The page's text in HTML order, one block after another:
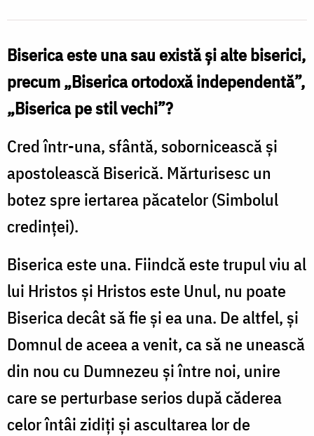
Biserica este una sau există și alte biserici,
precum „Biserica ortodoxă independentă”,
„Biserica pe stil vechi”?
Cred într-una, sfântă, sobornicească și
apostolească Biserică. Mărturisesc un
botez spre iertarea păcatelor (Simbolul
credinței).
Biserica este una. Fiindcă este trupul viu al
lui Hristos și Hristos este Unul, nu poate
Biserica decât să fie și ea una. De altfel, și
Domnul de aceea a venit, ca să ne unească
din nou cu Dumnezeu și între noi, unire
care se perturbase serios după căderea
celor întâi zidiți și ascultarea lor de